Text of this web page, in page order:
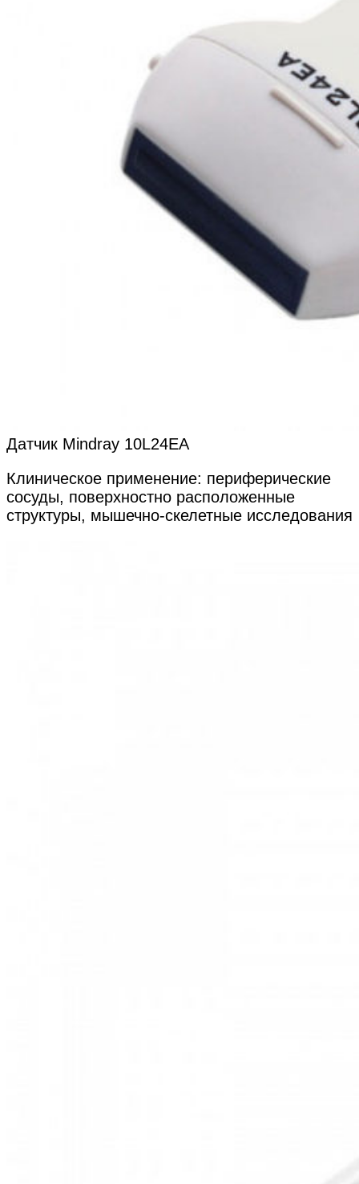
Датчик Mindray 10L24EA
Клиническое применение: периферические
сосуды, поверхностно расположенные
структуры, мышечно-скелетные исследования